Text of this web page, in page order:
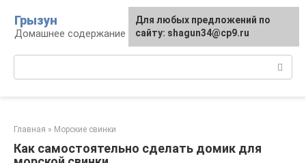
контенту
Грызун
Домашнее содержание грызунов
Главная » Морские свинки
Как самостоятельно сделать домик для
Для любых предложений по
сайту: shagun34@cp9.ru